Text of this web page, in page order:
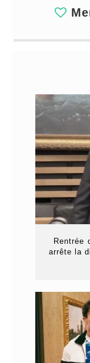
Rentrée
arrête la